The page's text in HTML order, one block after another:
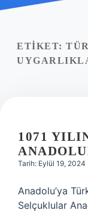
Yasal Uyarı
ETIKET:
1071
Tarih: Eylül 19, 2024
Anadolu’ya
Selçuklular